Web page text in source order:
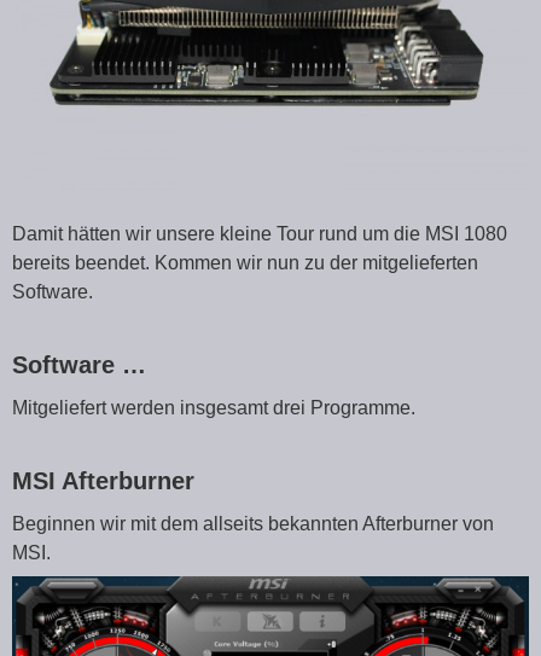
Damit hätten wir unsere kleine Tour rund um die MSI 1080
bereits beendet. Kommen wir nun zu der mitgelieferten
Software.
Software …
Mitgeliefert werden insgesamt drei Programme.
MSI Afterburner
Beginnen wir mit dem allseits bekannten Afterburner von
MSI.